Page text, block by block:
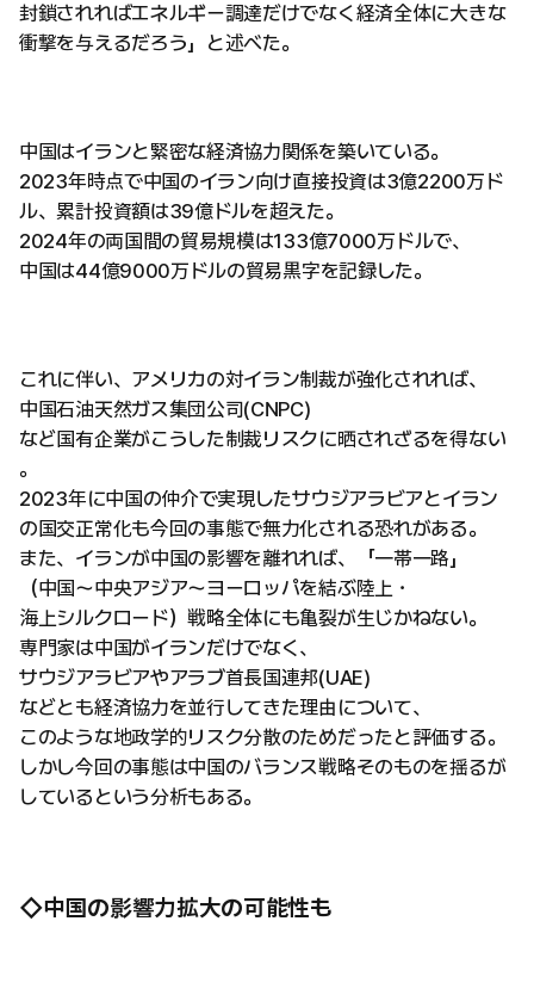
封鎖されればエネルギー調達だけでなく経済全体に大きな
衝撃を与えるだろう」と述べた。
中国はイランと緊密な経済協力関係を築いている。
2023年時点で中国のイラン向け直接投資は3億2200万ド
ル、累計投資額は39億ドルを超えた。
2024年の両国間の貿易規模は133億7000万ドルで、
中国は44億9000万ドルの貿易黒字を記録した。
これに伴い、アメリカの対イラン制裁が強化されれば、
中国石油天然ガス集団公司(CNPC)
など国有企業がこうした制裁リスクに晒されざるを得ない
。
2023年に中国の仲介で実現したサウジアラビアとイラン
の国交正常化も今回の事態で無力化される恐れがある。
また、イランが中国の影響を離れれば、「一帯一路」
（中国〜中央アジア〜ヨーロッパを結ぶ陸上・
海上シルクロード）戦略全体にも亀裂が生じかねない。
専門家は中国がイランだけでなく、
サウジアラビアやアラブ首長国連邦(UAE)
などとも経済協力を並行してきた理由について、
このような地政学的リスク分散のためだったと評価する。
しかし今回の事態は中国のバランス戦略そのものを揺るが
しているという分析もある。
◇中国の影響力拡大の可能性も